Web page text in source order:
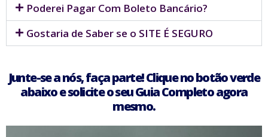
Poderei Pagar Com Boleto Bancário?
Gostaria de Saber se o SITE É SEGURO
Junte-se a nós, faça parte! Clique no botão verde
abaixo e solicite o seu Guia Completo agora
mesmo.